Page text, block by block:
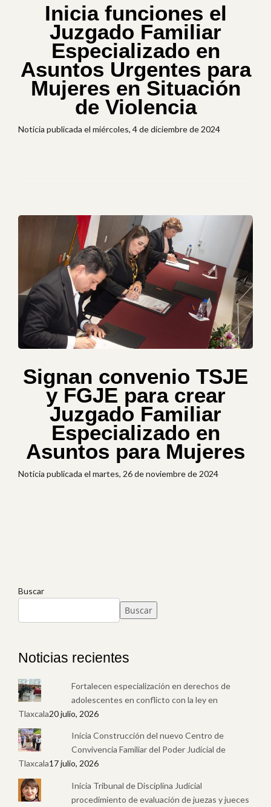
Inicia funciones el
Juzgado Familiar
Especializado en
Asuntos Urgentes para
Mujeres en Situación
de Violencia
Noticia publicada el miércoles, 4 de diciembre de 2024
Signan convenio TSJE
y FGJE para crear
Juzgado Familiar
Especializado en
Asuntos para Mujeres
Noticia publicada el martes, 26 de noviembre de 2024
Buscar
Buscar
Noticias recientes
Fortalecen especialización en derechos de
adolescentes en conflicto con la ley en
Tlaxcala20 julio, 2026
Inicia Construcción del nuevo Centro de
Convivencia Familiar del Poder Judicial de
Tlaxcala17 julio, 2026
Inicia Tribunal de Disciplina Judicial
procedimiento de evaluación de juezas y jueces